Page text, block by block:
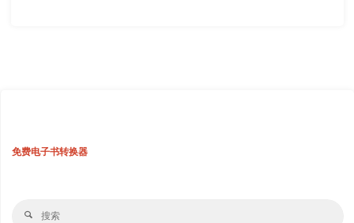
免费电子书转换器
搜